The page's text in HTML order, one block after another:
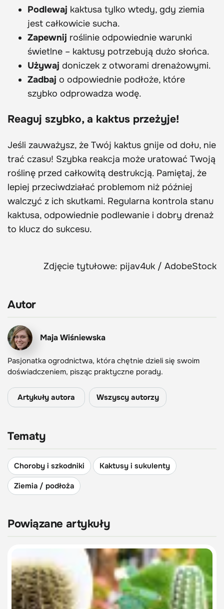
Podlewaj kaktusa tylko wtedy, gdy ziemia
jest całkowicie sucha.
Zapewnij roślinie odpowiednie warunki
świetlne – kaktusy potrzebują dużo słońca.
Używaj doniczek z otworami drenażowymi.
Zadbaj o odpowiednie podłoże, które
szybko odprowadza wodę.
Reaguj szybko, a kaktus przeżyje!
Jeśli zauważysz, że Twój kaktus gnije od dołu, nie
trać czasu! Szybka reakcja może uratować Twoją
roślinę przed całkowitą destrukcją. Pamiętaj, że
lepiej przeciwdziałać problemom niż później
walczyć z ich skutkami. Regularna kontrola stanu
kaktusa, odpowiednie podlewanie i dobry drenaż
to klucz do sukcesu.
Zdjęcie tytułowe: pijav4uk / AdobeStock
Autor
Maja Wiśniewska
Pasjonatka ogrodnictwa, która chętnie dzieli się swoim
doświadczeniem, pisząc praktyczne porady.
Artykuły autora Wszyscy autorzy
Tematy
Choroby i szkodniki
Kaktusy i sukulenty
Ziemia / podłoża
Powiązane artykuły